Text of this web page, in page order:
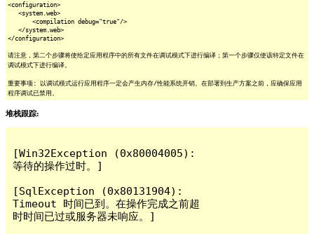
<configuration>
<system.web>
<compilation debug="true"/>
</system.web>
</configuration>
请注意，第二个步骤将使给定应用程序中的所有文件在调试模式下进行编译；第一个步骤仅使该特定文件在
调试模式下进行编译。
重要事项: 以调试模式运行应用程序一定会产生内存/性能系统开销。在部署到生产方案之前，应确保应用
程序调试已禁用。
堆栈跟踪:
[Win32Exception (0x80004005):
等待的操作过时。]
[SqlException (0x80131904):
Timeout 时间已到。在操作完成之前超
时时间已过或服务器未响应。]